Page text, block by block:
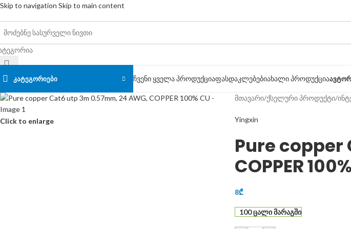
Skip to navigation Skip to main content
ᲙᲐᲢᲔᲒᲝᲠᲘᲔᲑᲘ ჩვენი ყველა პროდუქციაფასდაკლებებიახალი პროდუქცია
Click to enlarge
მთავარი/ქსელური პროდუქტი/
Yingxin
Pure copper
COPPER
8₾
100 ცალი მარაგში